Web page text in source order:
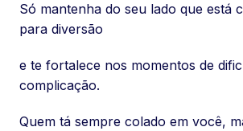
Só mantenha do seu lado que está
para diversão
e te fortalece nos momentos de
complicação.
Quem tá sempre colado em você,